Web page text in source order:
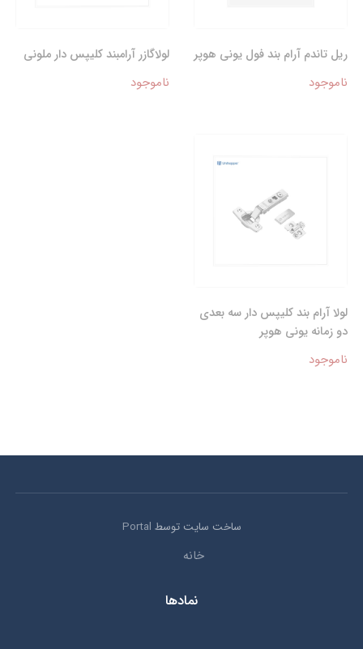
ریل تاندم آرام بند فول یونی هوپر
ناموجود
لولاگازر آرامبند کلیپس دار ملونی
ناموجود
لولا آرام بند کلیپس دار سه بعدی
دو زمانه یونی هوپر
ناموجود
ساخت سایت توسط Portal
خانه
نمادها